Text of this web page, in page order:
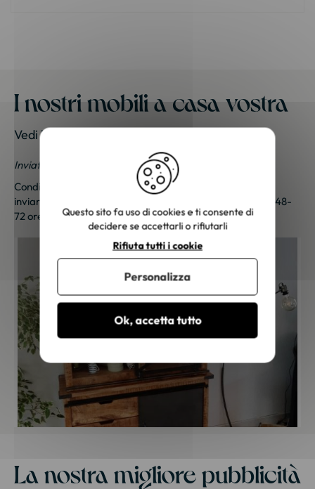
I nostri mobili a casa vostra
Vedi le foto dei nostri clienti
Inviateci le vostre foto; una piccola sorpresa vi aspetta!
Condividi le tue foto e ricevi una sorpresa!
inviarci le tue foto. Un piccolo regalo ti sarà inviato entro 48-
72 ore lavorative. Grazie per la tua fedeltà!
La nostra migliore pubblicità
Questo sito fa uso di cookies e ti consente di
decidere se accettarli o rifiutarli
Ok, accetta tutto
Rifiuta tutti i cookie
Personalizza